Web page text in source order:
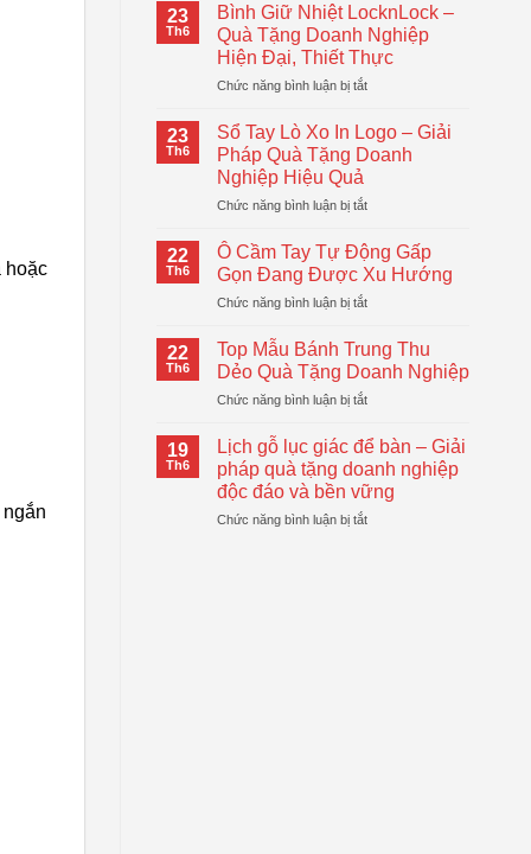
hoặc
23
Th6
Bình Giữ Nhiệt LocknLock –
Quà Tặng Doanh Nghiệp
Hiện Đại, Thiết Thực
Chức năng bình luận bị tắtở
Nhiệt
LocknLock
Quà
Doanh
Nghiệp
Hiện
Đại,
Thực
23
Th6
Sổ Tay Lò Xo In Logo – Giải
Pháp Quà Tặng Doanh
Nghiệp Hiệu Quả
Chức năng bình luận bị tắtở
Tay
Lò
Xo
In
–
Giải
Quà
Doanh
Nghiệp
Hiệu
Quả
22
Th6
Ô Cầm Tay Tự Động Gấp
Gọn Đang Được Xu Hướng
Chức năng bình luận bị tắtở
Tay
Tự
Động
Gọn
Đang
Được
Xu
Hướng
22
Th6
Top Mẫu Bánh Trung Thu
Dẻo Quà Tặng Doanh Nghiệp
Chức năng bình luận bị tắtở
Mẫu
Bánh
Trung
Thu
Dẻo
19
Th6
Lịch gỗ lục giác để bàn – Giải
pháp quà tặng doanh nghiệp
độc đáo và bền vững
Chức năng bình luận bị tắtở